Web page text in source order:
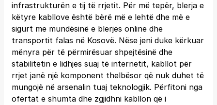
infrastrukturën e tij të rrjetit. Për më tepër, blerja e
këtyre kabllove është bërë më e lehtë dhe më e
sigurt me mundësinë e blerjes online dhe
transportit falas në Kosovë. Nëse jeni duke kërkuar
mënyra për të përmirësuar shpejtësinë dhe
stabilitetin e lidhjes suaj të internetit, kabllot për
rrjet janë një komponent thelbësor që nuk duhet të
mungojë në arsenalin tuaj teknologjik. Përfitoni nga
ofertat e shumta dhe zgjidhni kabllon që i